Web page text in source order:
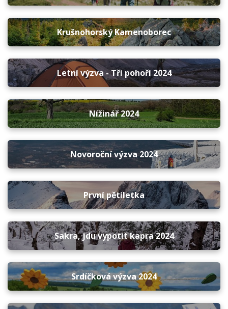
Krušnohorský Kamenoborec
Letní výzva - Tři pohoří 2024
Nížinář 2024
Novoroční výzva 2024
První pětiletka
Sakra, jdu vypotit kapra 2024
Srdíčková výzva 2024